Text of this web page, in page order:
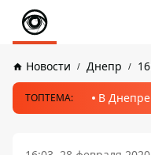
Новости Днепр
ТОПТЕМА: В